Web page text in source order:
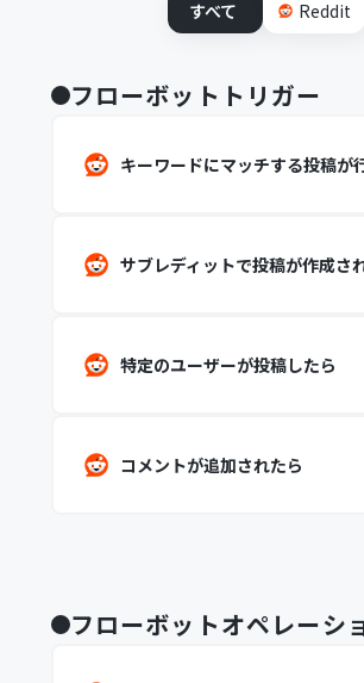
すべて
Reddit
フローボットトリガー
キーワードにマッチする投稿が
サブレディットで投稿が作成さ
特定のユーザーが投稿したら
コメントが追加されたら
フローボットオペレーシ